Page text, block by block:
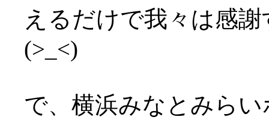
えるだけで我々は感
(>_<)
で、横浜みなとみら